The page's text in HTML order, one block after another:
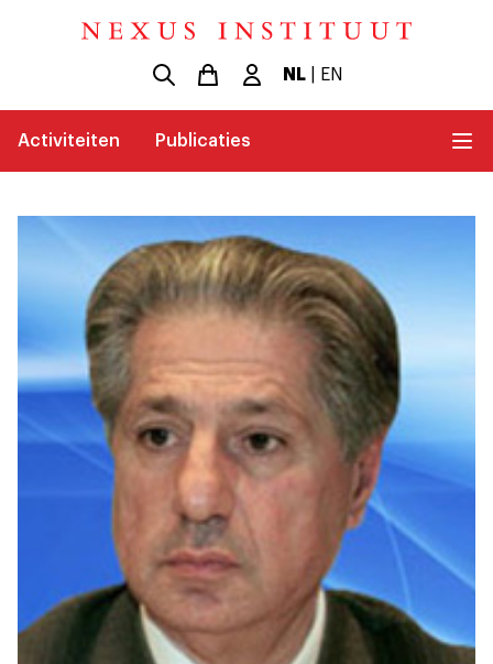
NL| EN
Activiteiten Publicaties